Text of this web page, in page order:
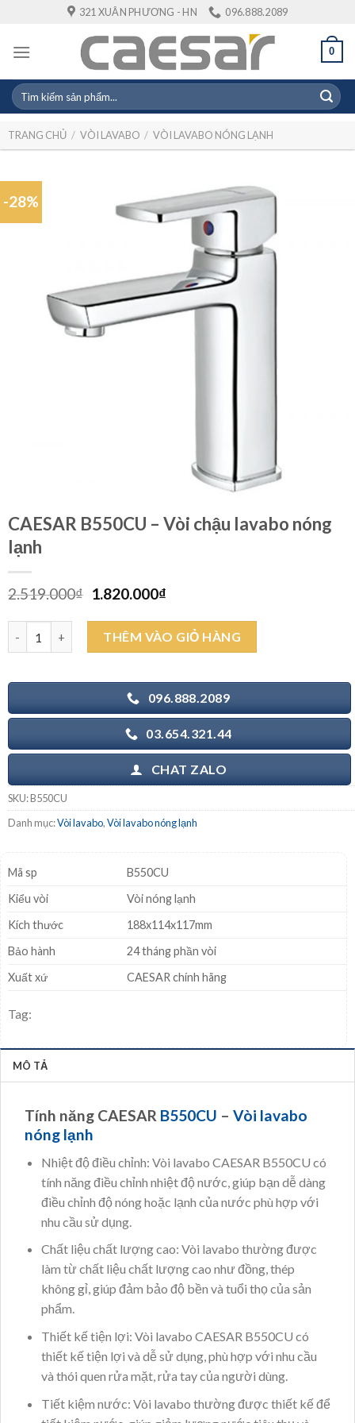
content
321 XUÂN PHƯƠNG - HN 096.888.2089
0
Tìm
kiếm:
TRANG CHỦ / VÒI LAVABO / VÒI LAVABO NÓNG LẠNH
-28%
CAESAR B550CU – Vòi chậu lavabo nóng
lạnh
2.519.000₫ Giá
là:
2.519.000₫.
1.820.000₫Giá
tại
là:
1.820.000₫.
CAESAR B550CU - Vòi chậu lavabo nóng lạnh số lượng
THÊM VÀO GIỎ HÀNG
096.888.2089
03.654.321.44
CHAT ZALO
SKU:B550CU
Danh mục:Vòi lavabo,Vòi lavabo nóng lạnh
Mã sp
B550CU
Kiểu vòi
Vòi nóng lạnh
Kích thước
188x114x117mm
Bảo hành
24 tháng phần vòi
Xuất xứ
CAESAR chính hãng
Tag:
MÔ TẢ
Tính năng CAESAR B550CU – Vòi lavabo
nóng lạnh
Nhiệt độ điều chỉnh: Vòi lavabo CAESAR B550CU có
tính năng điều chỉnh nhiệt độ nước, giúp bạn dễ dàng
điều chỉnh độ nóng hoặc lạnh của nước phù hợp với
nhu cầu sử dụng.
Chất liệu chất lượng cao: Vòi lavabo thường được
làm từ chất liệu chất lượng cao như đồng, thép
không gỉ, giúp đảm bảo độ bền và tuổi thọ của sản
phẩm.
Thiết kế tiện lợi: Vòi lavabo CAESAR B550CU có
thiết kế tiện lợi và dễ sử dụng, phù hợp với nhu cầu
và thói quen rửa mặt, rửa tay của người dùng.
Tiết kiệm nước: Vòi lavabo thường được thiết kế để